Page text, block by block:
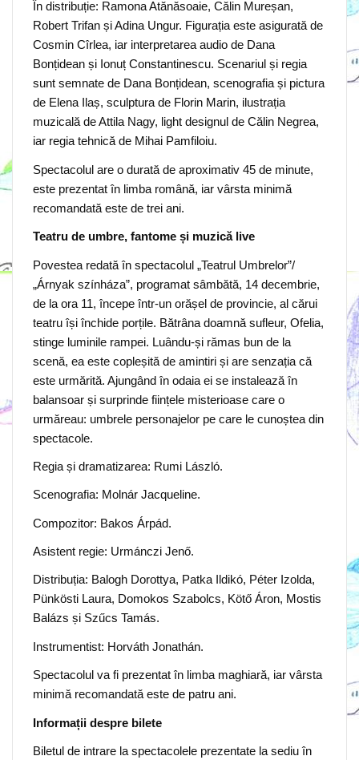
În distribuție: Ramona Atănăsoaie, Călin Mureșan,
Robert Trifan și Adina Ungur. Figurația este asigurată de
Cosmin Cîrlea, iar interpretarea audio de Dana
Bonțidean și Ionuț Constantinescu. Scenariul și regia
sunt semnate de Dana Bonțidean, scenografia și pictura
de Elena Ilaș, sculptura de Florin Marin, ilustrația
muzicală de Attila Nagy, light designul de Călin Negrea,
iar regia tehnică de Mihai Pamfiloiu.
Spectacolul are o durată de aproximativ 45 de minute,
este prezentat în limba română, iar vârsta minimă
recomandată este de trei ani.
Teatru de umbre, fantome și muzică live
Povestea redată în spectacolul „Teatrul Umbrelor”/
„Árnyak színháza”, programat sâmbătă, 14 decembrie,
de la ora 11, începe într-un orășel de provincie, al cărui
teatru își închide porțile. Bătrâna doamnă sufleur, Ofelia,
stinge luminile rampei. Luându-și rămas bun de la
scenă, ea este copleșită de amintiri și are senzația că
este urmărită. Ajungând în odaia ei se instalează în
balansoar și surprinde ființele misterioase care o
urmăreau: umbrele personajelor pe care le cunoștea din
spectacole.
Regia și dramatizarea: Rumi László.
Scenografia: Molnár Jacqueline.
Compozitor: Bakos Árpád.
Asistent regie: Urmánczi Jenő.
Distribuția: Balogh Dorottya, Patka Ildikó, Péter Izolda,
Pünkösti Laura, Domokos Szabolcs, Kötő Áron, Mostis
Balázs și Szűcs Tamás.
Instrumentist: Horváth Jonathán.
Spectacolul va fi prezentat în limba maghiară, iar vârsta
minimă recomandată este de patru ani.
Informații despre bilete
Biletul de intrare la spectacolele prezentate la sediu în